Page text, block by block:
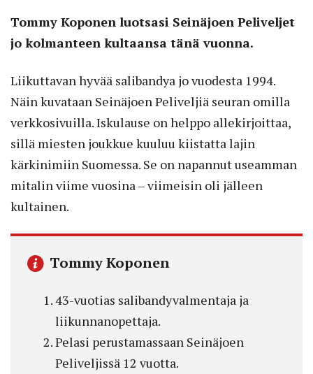
Tommy Koponen luotsasi Seinäjoen Peliveljet
jo kolmanteen kultaansa tänä vuonna.
Liikuttavan hyvää salibandya jo vuodesta 1994.
Näin kuvataan Seinäjoen Peliveljiä seuran omilla
verkkosivuilla. Iskulause on helppo allekirjoittaa,
sillä miesten joukkue kuuluu kiistatta lajin
kärkinimiin Suomessa. Se on napannut useamman
mitalin viime vuosina – viimeisin oli jälleen
kultainen.
Tommy Koponen
43-vuotias salibandyvalmentaja ja
liikunnanopettaja.
Pelasi perustamassaan Seinäjoen
Peliveljissä 12 vuotta.